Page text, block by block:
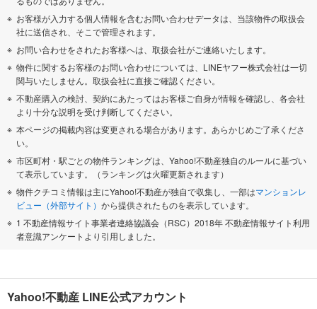
お客様が入力する個人情報を含むお問い合わせデータは、当該物件の取扱会
社に送信され、そこで管理されます。
お問い合わせをされたお客様へは、取扱会社がご連絡いたします。
物件に関するお客様のお問い合わせについては、LINEヤフー株式会社は一切
関与いたしません。取扱会社に直接ご確認ください。
不動産購入の検討、契約にあたってはお客様ご自身が情報を確認し、各会社
より十分な説明を受け判断してください。
本ページの掲載内容は変更される場合があります。あらかじめご了承くださ
い。
市区町村・駅ごとの物件ランキングは、Yahoo!不動産独自のルールに基づい
て表示しています。（ランキングは火曜更新されます）
物件クチコミ情報は主にYahoo!不動産が独自で収集し、一部はマンションレ
ビュー（外部サイト） から提供されたものを表示しています。
1 不動産情報サイト事業者連絡協議会（RSC）2018年 不動産情報サイト利用
者意識アンケートより引用しました。
Yahoo!不動産 LINE公式アカウント